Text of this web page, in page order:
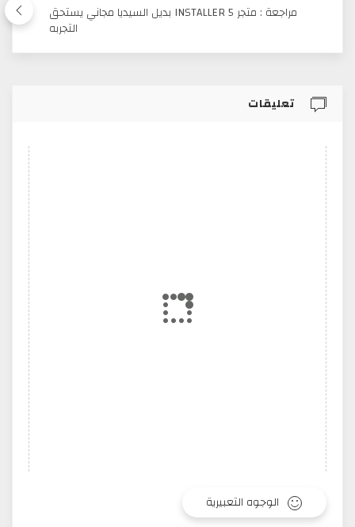
‏مراجعة : متجر INSTALLER 5 بديل ⁧‫السيديا‬⁩ مجاني يستحق
التجربه
تعليقات
الوجوه التعبيرية